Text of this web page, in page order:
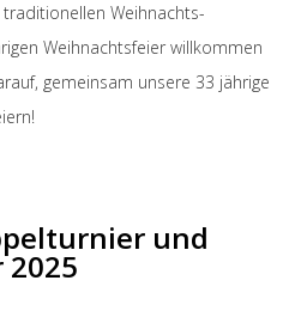
Weihnachts-
Weihnachtsfeier willkommen
gemeinsam unsere 33 jährige
und